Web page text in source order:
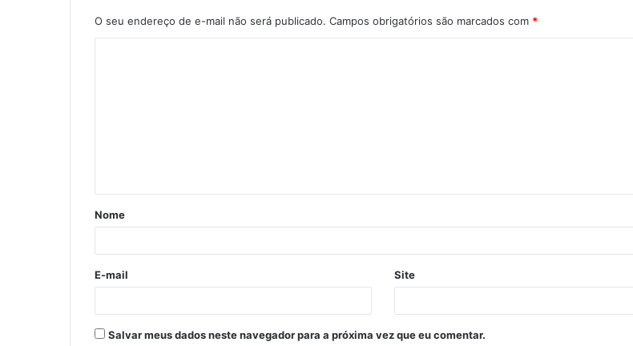
O seu endereço de e-mail não será publicado. Campos obrigatórios são marcados com *
Nome
E-mail Site
Salvar meus dados neste navegador para a próxima vez que eu comentar.